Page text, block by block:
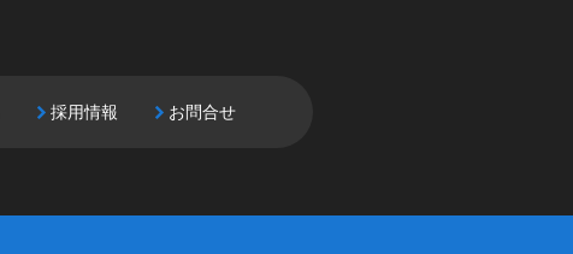
採用情報 お問合せ